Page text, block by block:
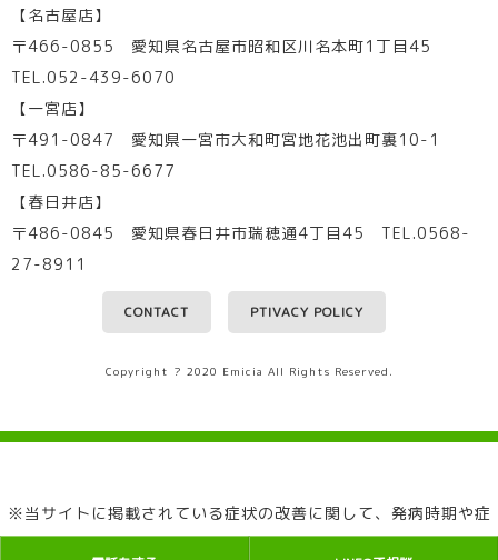
【名古屋店】
〒466-0855 愛知県名古屋市昭和区川名本町1丁目45
TEL.052-439-6070
【一宮店】
〒491-0847 愛知県一宮市大和町宮地花池出町裏10-1
TEL.0586-85-6677
【春日井店】
〒486-0845 愛知県春日井市瑞穂通4丁目45 TEL.0568-
27-8911
CONTACT PTIVACY POLICY
Copyright ? 2020 Emicia All Rights Reserved.
※当サイトに掲載されている症状の改善に関して、発病時期や症
状によって、個人差があります。全ての患者様の効果効能を保証